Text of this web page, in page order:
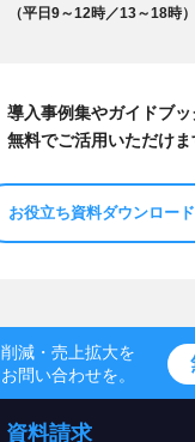
（平日9～12時／13～18時）
導入事例集やガイドブ
無料でご活用いただけま
お役立ち資料ダウンロード
減・売上拡大を
問い合わせを。
資料請求